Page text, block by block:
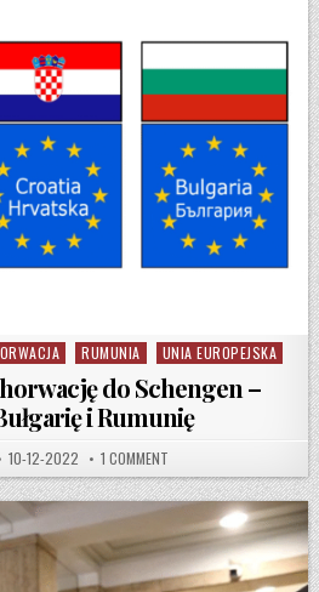
RUMUNIA UNIA EUROPEJSKA
do Schengen –
i Rumunię
PUBLISHED DATE:
10-12-2022 1 COMMENT ON UE PRZYJMUJE